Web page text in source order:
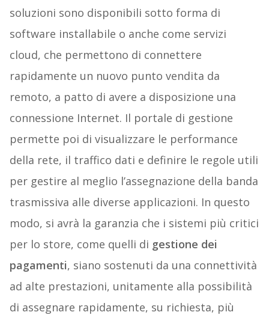
soluzioni sono disponibili sotto forma di
software installabile o anche come servizi
cloud, che permettono di connettere
rapidamente un nuovo punto vendita da
remoto, a patto di avere a disposizione una
connessione Internet. Il portale di gestione
permette poi di visualizzare le performance
della rete, il traffico dati e definire le regole utili
per gestire al meglio l’assegnazione della banda
trasmissiva alle diverse applicazioni. In questo
modo, si avrà la garanzia che i sistemi più critici
per lo store, come quelli di gestione dei
pagamenti, siano sostenuti da una connettività
ad alte prestazioni, unitamente alla possibilità
di assegnare rapidamente, su richiesta, più